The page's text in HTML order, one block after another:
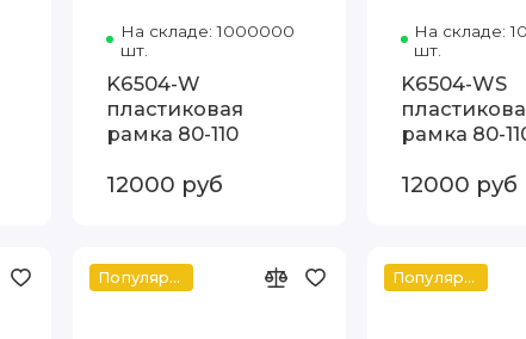
Код товара: 148.43.082 80-110 Видека
На складе: 1000000
шт.
Код товара: K6504-W 80-
K6504-W
пластиковая
рамка 80-110
12000 руб
На складе:
шт.
K6504-WS
рамка 80-
12000 руб
Популярное Популярное